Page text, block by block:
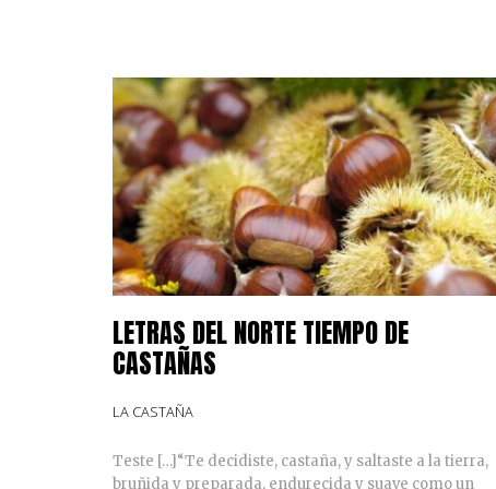
LETRAS DEL NORTE TIEMPO DE
CASTAÑAS
LA CASTAÑA
Teste […]“Te decidiste, castaña, y saltaste a la tierra,
bruñida y preparada, endurecida y suave como un